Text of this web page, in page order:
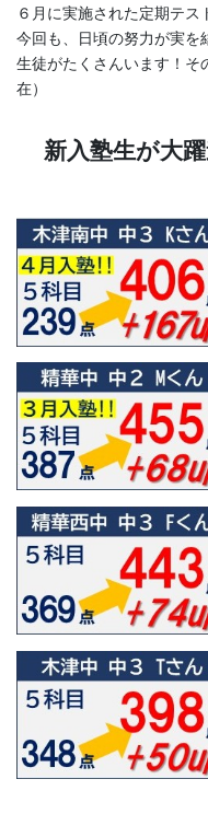
６月に実施された定期テス
今回も、日頃の努力が実を
生徒がたくさんいます！
在）
新入塾生が大